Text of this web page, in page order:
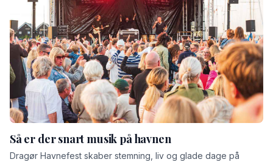
Så er der snart musik på havnen
Dragør Havnefest skaber stemning, liv og glade dage på